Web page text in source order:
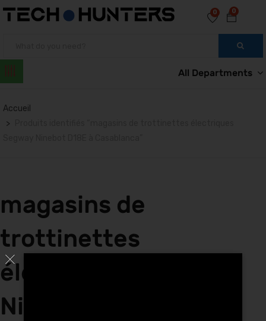
0
0
All Departments
Accueil
magasins de
trottinettes
électriques Segway
Ninebot D18E à